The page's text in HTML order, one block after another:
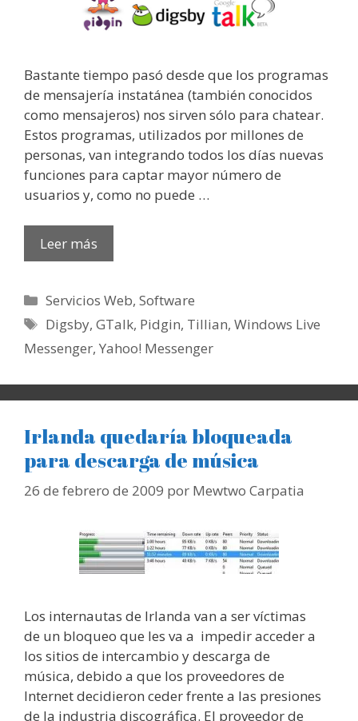
Bastante tiempo pasó desde que los programas
de mensajería instatánea (también conocidos
como mensajeros) nos sirven sólo para chatear.
Estos programas, utilizados por millones de
personas, van integrando todos los días nuevas
funciones para captar mayor número de
usuarios y, como no puede …
Leer más
Categorías
Servicios Web,Software
Etiquetas
Digsby,GTalk, Pidgin, Tillian,Windows Live
Messenger, Yahoo! Messenger
Irlanda quedaría bloqueada
para descarga de música
26 de febrero de 2009 por Mewtwo Carpatia
Los internautas de Irlanda van a ser víctimas
de un bloqueo que les va a impedir acceder a
los sitios de intercambio y descarga de
música, debido a que los proveedores de
Internet decidieron ceder frente a las presiones
de la industria discográfica. El proveedor de